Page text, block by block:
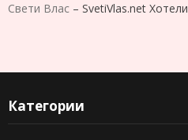
Свети Влас – SvetiVlas.net
Категории